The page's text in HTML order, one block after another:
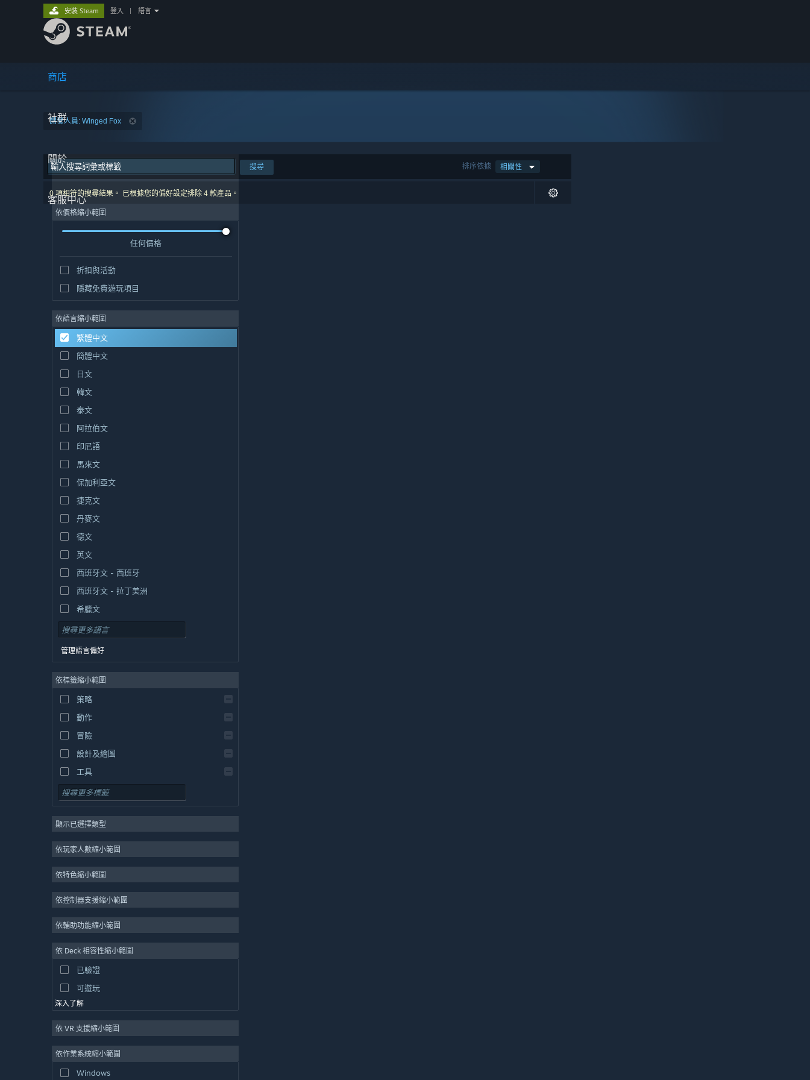
商店
社群
關於
客服中心
安裝 Steam 登入 語言
開發人員: Winged Fox
排序依據 相關性
搜尋
0 項相符的搜尋結果。 已根據您的偏好設定排除 4 款產品。
依價格縮小範圍
任何價格
折扣與活動
隱藏免費遊玩項目
依語言縮小範圍
繁體中文
簡體中文
日文
韓文
泰文
阿拉伯文
印尼語
馬來文
保加利亞文
捷克文
丹麥文
德文
英文
西班牙文 - 西班牙
西班牙文 - 拉丁美洲
希臘文
管理語言偏好
依標籤縮小範圍
策略
動作
冒險
設計及繪圖
工具
免費遊玩
大型多人
獨立
休閒
模擬
影像製作
圖片編輯
顯示已選擇類型
依玩家人數縮小範圍
依特色縮小範圍
依控制器支援縮小範圍
依輔助功能縮小範圍
依 Deck 相容性縮小範圍
已驗證
可遊玩
深入了解
依 VR 支援縮小範圍
依作業系統縮小範圍
Windows